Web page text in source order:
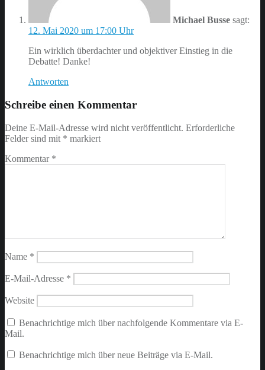
Michael Busse sagt:
12. Mai 2020 um 17:00 Uhr
Ein wirklich überdachter und objektiver Einstieg in die
Debatte! Danke!
Antworten
Schreibe einen Kommentar
Deine E-Mail-Adresse wird nicht veröffentlicht. Erforderliche
Felder sind mit * markiert
Kommentar *
Name *
E-Mail-Adresse *
Website
Benachrichtige mich über nachfolgende Kommentare via E-
Mail.
Benachrichtige mich über neue Beiträge via E-Mail.